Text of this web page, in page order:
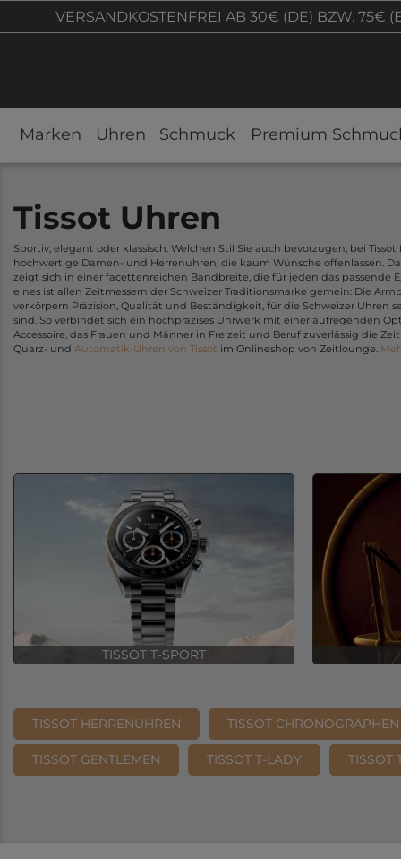
VERSANDKOSTENFREI AB 30€ (DE) BZW. 75€
Marken Uhren Schmuck Premium
Tissot Uhren
Sportiv, elegant oder klassisch: Welchen Stil Sie auch bevorzugen, bei
hochwertige Damen- und Herrenuhren, die kaum Wünsche offenlassen.
zeigt sich in einer facettenreichen Bandbreite, die für jeden das passende
eines ist allen Zeitmessern der Schweizer Traditionsmarke gemein: Die
verkörpern Präzision, Qualität und Beständigkeit, für die Schweizer Uhren
sind. So verbindet sich ein hochpräzises Uhrwerk mit einer aufregenden
Accessoire, das Frauen und Männer in Freizeit und Beruf zuverlässig die
Quarz- und Automatik-Uhren von Tissot im Onlineshop von Zeitlounge.
TISSOT T-SPORT
TISSOT HERRENUHREN TISSOT CHRONOGRAPHEN
TISSOT GENTLEMEN TISSOT T-LADY TISSOT